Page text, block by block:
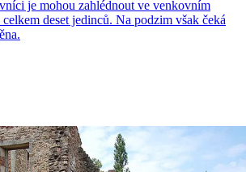
je mohou zahlédnout ve venkovním
deset jedinců. Na podzim však čeká